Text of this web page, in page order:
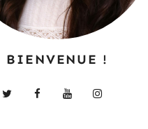
BIENVENUE !